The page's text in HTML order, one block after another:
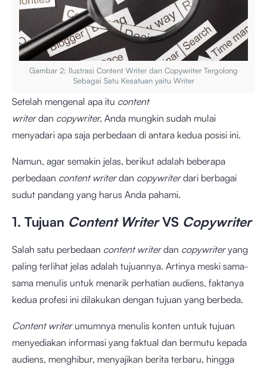
Gambar 2: Ilustrasi Content Writer dan Copywriter Tergolong
Sebagai Satu Kesatuan yaitu Writer
Setelah mengenal apa itu content
writerdan copywriter, Anda mungkin sudah mulai
menyadari apa saja perbedaan di antara kedua posisi ini.
Namun, agar semakin jelas, berikut adalah beberapa
perbedaan content writerdan copywriterdari berbagai
sudut pandang yang harus Anda pahami.
1. Tujuan Content WriterVS Copywriter
Salah satu perbedaan content writerdan copywriteryang
paling terlihat jelas adalah tujuannya. Artinya meski sama-
sama menulis untuk menarik perhatian audiens, faktanya
kedua profesi ini dilakukan dengan tujuan yang berbeda.
Content writer umumnya menulis konten untuk tujuan
menyediakan informasi yang faktual dan bermutu kepada
audiens, menghibur, menyajikan berita terbaru, hingga